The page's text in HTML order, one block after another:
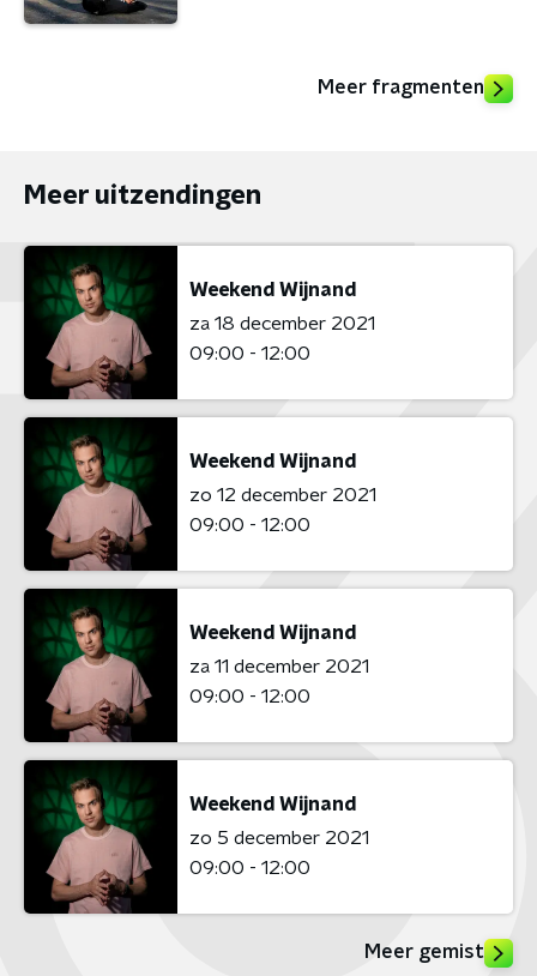
Meer fragmenten
Meer uitzendingen
Weekend Wijnand
za 18 december 2021
09:00 - 12:00
Weekend Wijnand
zo 12 december 2021
09:00 - 12:00
Weekend Wijnand
za 11 december 2021
09:00 - 12:00
Weekend Wijnand
zo 5 december 2021
09:00 - 12:00
Meer gemist